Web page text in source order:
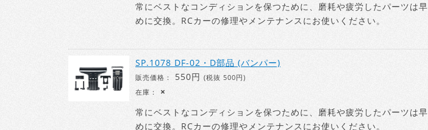
常にベストなコンディションを保つために、磨耗や疲労したパーツは早
めに交換。RCカーの修理やメンテナンスにお使いください。
SP.1078 DF-02・D部品 (バンパー)
販売価格： 550円 (税抜 500円)
在庫：
×
常にベストなコンディションを保つために、磨耗や疲労したパーツは早
めに交換。RCカーの修理やメンテナンスにお使いください。